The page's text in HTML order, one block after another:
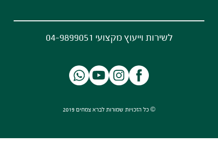
לשירות וייעוץ מקצועי 04-9899051
© כל הזכויות שמורות לברא צמחים 2019